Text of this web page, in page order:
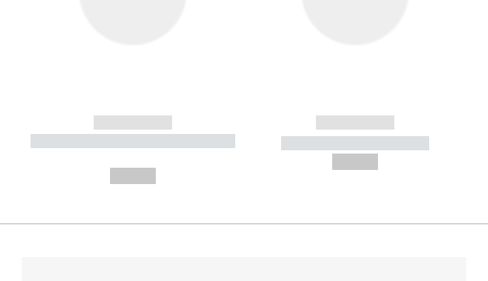
------------
----------- ----------- --------
------------
----------- -----------